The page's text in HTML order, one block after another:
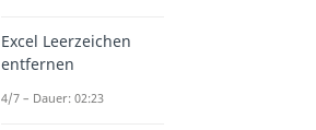
Excel Leerzeichen
entfernen
4/7 – Dauer: 02:23